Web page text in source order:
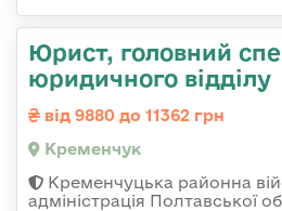
Юрист, головний
юридичного відділу
від 9880 до 11362 грн
Кременчук
Кременчуцька районна
адміністрація Полтавської